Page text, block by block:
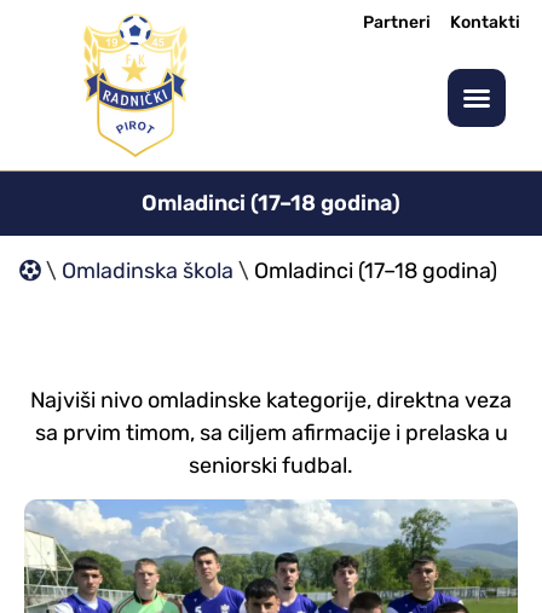
Partneri Kontakti
Omladinci (17–18 godina)
\ Omladinska škola \ Omladinci (17–18 godina)
Najviši nivo omladinske kategorije, direktna veza
sa prvim timom, sa ciljem afirmacije i prelaska u
seniorski fudbal.